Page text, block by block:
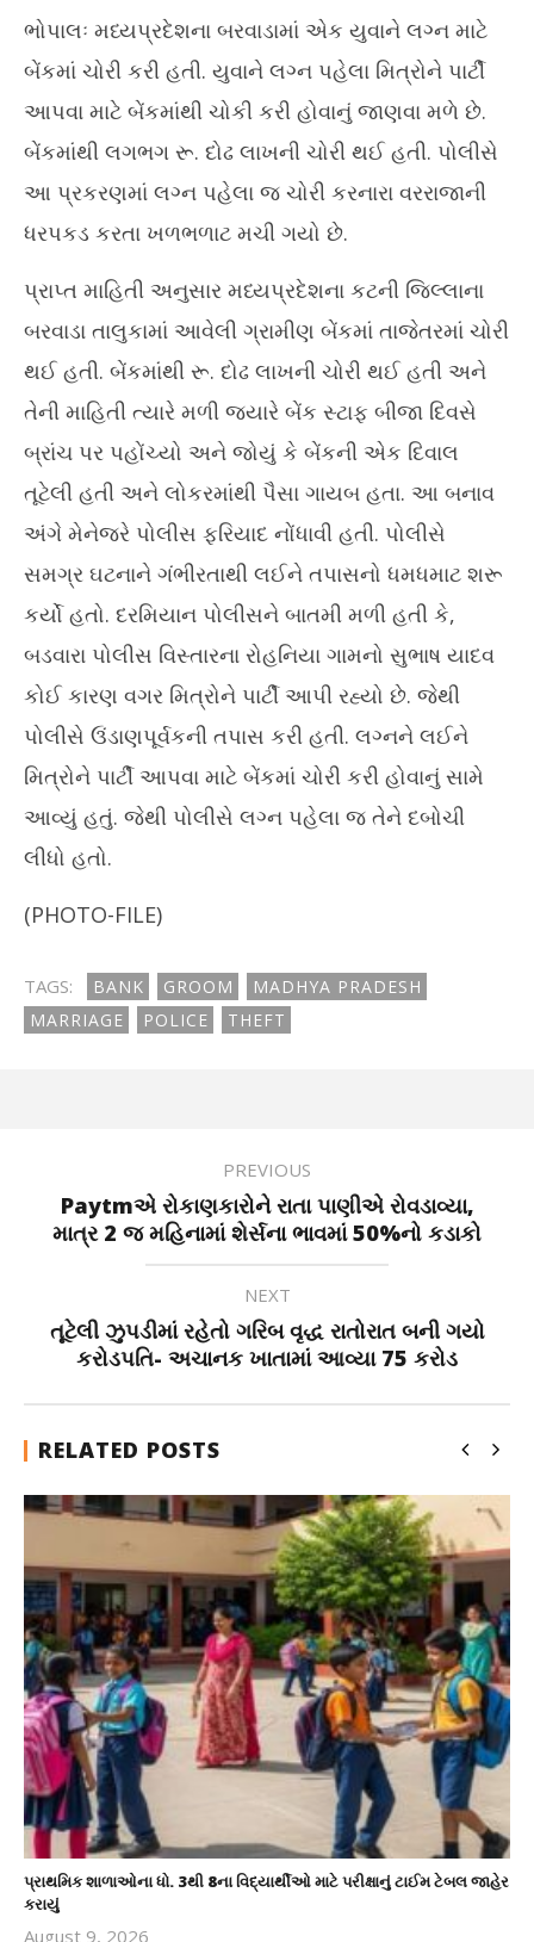
NOW VIEWING
ચોરીના ગુનાને આપ્યો અંજામ
13,
2022
ભોપાલઃ મધ્યપ્રદેશના બરવાડામાં એક યુવાને લગ્ન માટે
બેંકમાં ચોરી કરી હતી. યુવાને લગ્ન પહેલા મિત્રોને પાર્ટી
આપવા માટે બેંકમાંથી ચોકી કરી હોવાનું જાણવા મળે છે.
બેંકમાંથી લગભગ રૂ. દોઢ લાખની ચોરી થઈ હતી. પોલીસે
આ પ્રકરણમાં લગ્ન પહેલા જ ચોરી કરનારા વરરાજાની
ધરપકડ કરતા ખળભળાટ મચી ગયો છે.
પ્રાપ્ત માહિતી અનુસાર મધ્યપ્રદેશના કટની જિલ્લાના
બરવાડા તાલુકામાં આવેલી ગ્રામીણ બેંકમાં તાજેતરમાં ચોરી
થઈ હતી. બેંકમાંથી રૂ. દોઢ લાખની ચોરી થઈ હતી અને
તેની માહિતી ત્યારે મળી જ્યારે બેંક સ્ટાફ બીજા દિવસે
બ્રાંચ પર પહોંચ્યો અને જોયું કે બેંકની એક દિવાલ
તૂટેલી હતી અને લોકરમાંથી પૈસા ગાયબ હતા. આ બનાવ
અંગે મેનેજરે પોલીસ ફરિયાદ નોંધાવી હતી. પોલીસે
સમગ્ર ઘટનાને ગંભીરતાથી લઈને તપાસનો ધમધમાટ શરૂ
કર્યો હતો. દરમિયાન પોલીસને બાતમી મળી હતી કે,
બડવારા પોલીસ વિસ્તારના રોહનિયા ગામનો સુભાષ યાદવ
કોઈ કારણ વગર મિત્રોને પાર્ટી આપી રહ્યો છે. જેથી
પોલીસે ઉંડાણપૂર્વકની તપાસ કરી હતી. લગ્નને લઈને
મિત્રોને પાર્ટી આપવા માટે બેંકમાં ચોરી કરી હોવાનું સામે
આવ્યું હતું. જેથી પોલીસે લગ્ન પહેલા જ તેને દબોચી
લીધો હતો.
(PHOTO-FILE)
TAGS: BANK GROOM
MADHYA PRADESH
MARRIAGE
POLICE THEFT
PREVIOUS
Paytmએ રોકાણકારોને રાતા પાણીએ રોવડાવ્યા,
માત્ર 2 જ મહિનામાં શેર્સના ભાવમાં 50%નો કડાકો
NEXT
તૂટેલી ઝુપડીમાં રહેતો ગરિબ વૃદ્ધ રાતોરાત બની ગયો
કરોડપતિ- અચાનક ખાતામાં આવ્યા 75 કરોડ
RELATED POSTS
પ્રાથમિક શાળાઓના ધો. 3થી 8ના વિદ્યાર્થીઓ માટે પરીક્ષાનું ટાઈમ ટેબલ જાહેર
કરાયું
August 9, 2026